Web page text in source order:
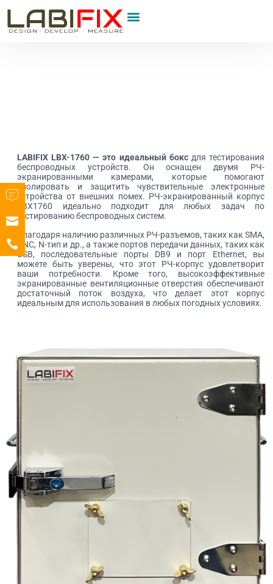
LABIFIX LBX-1760 — это идеальный боксдля тестирования
беспроводных устройств. Он оснащен двумя РЧ-
экранированными камерами, которые помогают
изолировать и защитить чувствительные электронные
устройства от внешних помех. РЧ-экранированный корпус
LBX1760 идеально подходит для любых задач по
тестированию беспроводных систем.
Благодаря наличию различных РЧ-разъемов, таких как SMA,
BNC, N-тип и др., а также портов передачи данных, таких как
USB, последовательные порты DB9 и порт Ethernet, вы
можете быть уверены, что этот РЧ-корпус удовлетворит
ваши потребности. Кроме того, высокоэффективные
экранированные вентиляционные отверстия обеспечивают
достаточный поток воздуха, что делает этот корпус
идеальным для использования в любых погодных условиях.